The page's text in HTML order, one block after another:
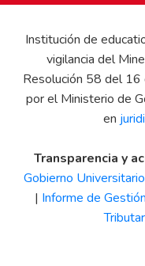
Institución de
vigilancia del
Resolución 58 del
por el Ministerio de
en
Transparencia y
Gobierno Universitario
| Informe de Gestión